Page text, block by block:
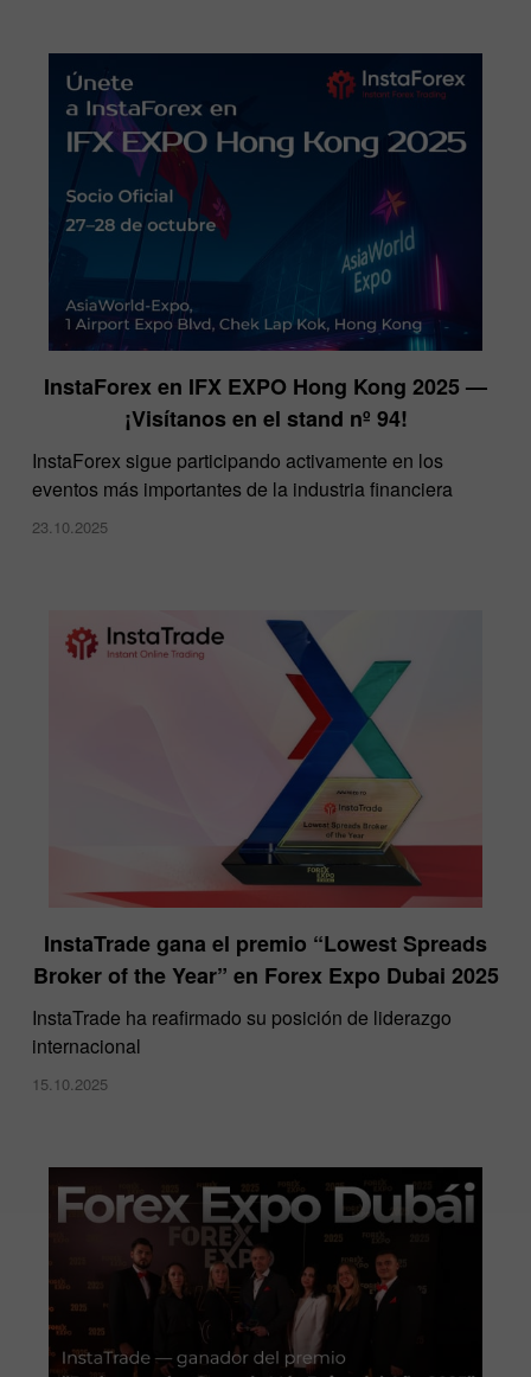
InstaForex en IFX EXPO Hong Kong 2025 —
¡Visítanos en el stand nº 94!
​InstaForex sigue participando activamente en los
eventos más importantes de la industria financiera
23.10.2025
InstaTrade gana el premio “Lowest Spreads
Broker of the Year” en Forex Expo Dubai 2025
​InstaTrade ha reafirmado su posición de liderazgo
internacional
15.10.2025